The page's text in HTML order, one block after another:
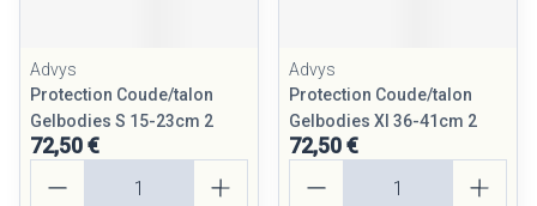
Advys
Protection Coude/talon
Gelbodies S 15-23cm 2
72,50 €
Advys
Protection Coude/talon
Gelbodies Xl 36-41cm 2
72,50 €